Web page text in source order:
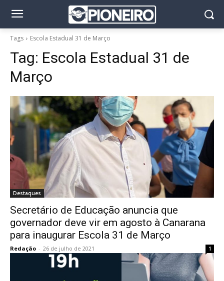
Tags Escola Estadual 31 de Março
Tag: Escola Estadual 31 de
Março
Destaques
Secretário de Educação anuncia que
governador deve vir em agosto à Canarana
para inaugurar Escola 31 de Março
Redação - 26 de julho de 2021 1